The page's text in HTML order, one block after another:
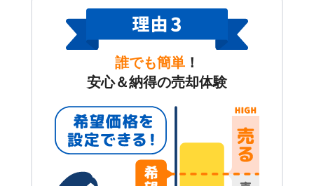
誰でも簡単 ！
安心＆納得の売却体験